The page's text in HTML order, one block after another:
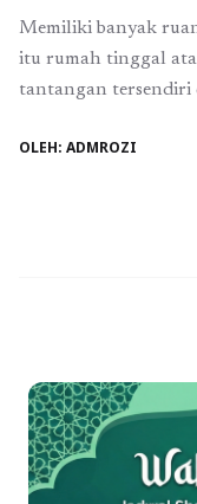
Memiliki banyak
itu rumah tinggal
tantangan tersendiri
kebutuhan akan
OLEH: ADMROZI